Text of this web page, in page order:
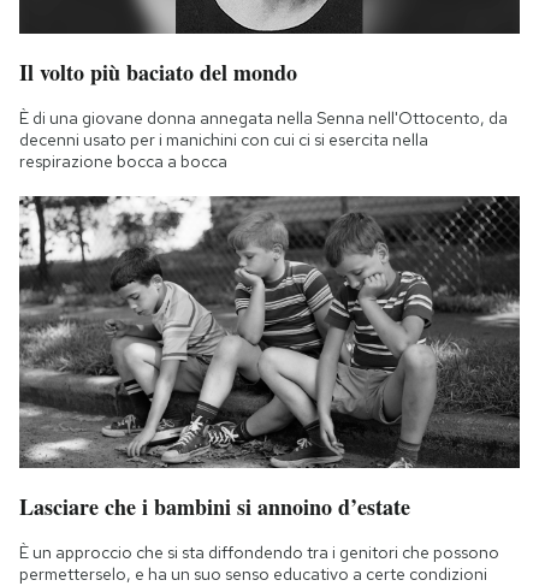
Il volto più baciato del mondo
È di una giovane donna annegata nella Senna nell'Ottocento, da
decenni usato per i manichini con cui ci si esercita nella
respirazione bocca a bocca
Lasciare che i bambini si annoino d’estate
È un approccio che si sta diffondendo tra i genitori che possono
permetterselo, e ha un suo senso educativo a certe condizioni